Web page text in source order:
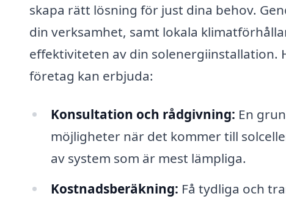
skapa rätt lösning för just dina behov.
din verksamhet, samt lokala
effektiviteten av din solenergiinstallation.
företag kan erbjuda:
Konsultation och rådgivning: En
möjligheter när det kommer till
av system som är mest lämpliga.
Kostnadsberäkning: Få tydliga och